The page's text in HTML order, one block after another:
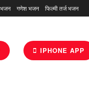
भजन गणेश भजन फिल्मी तर्ज भजन
IPHONE APP